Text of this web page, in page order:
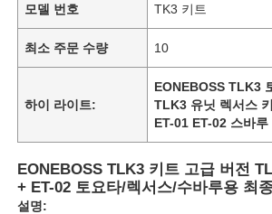
모델 번호 TK3 키트
최소 주문 수량 10
하이 라이트:
EONEBOSS TLK3
TLK3 유닛 렉서스
ET-01 ET-02 스바루
EONEBOSS TLK3 키트 고급 버전
+ ET-02 토요타/렉서스/수바루용 최
설명: